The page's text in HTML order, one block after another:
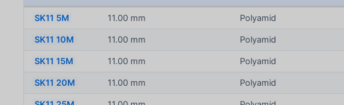
SK11 5M 11.00 mm Polyamid
SK11 10M 11.00 mm Polyamid
SK11 15M 11.00 mm Polyamid
SK11 20M 11.00 mm Polyamid